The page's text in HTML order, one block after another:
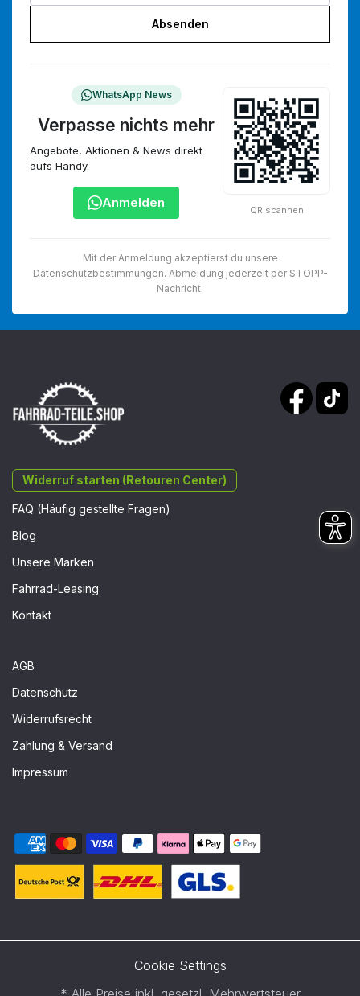
Absenden
WhatsApp News
Verpasse nichts mehr
Angebote, Aktionen & News direkt
aufs Handy.
Anmelden QR scannen
Mit der Anmeldung akzeptierst du unsere
Datenschutzbestimmungen. Abmeldung jederzeit per STOPP-
Nachricht.
Widerruf starten (Retouren Center)
FAQ (Häufig gestellte Fragen)
Blog
Unsere Marken
Fahrrad-Leasing
Kontakt
AGB
Datenschutz
Widerrufsrecht
Zahlung & Versand
Impressum
Cookie Settings